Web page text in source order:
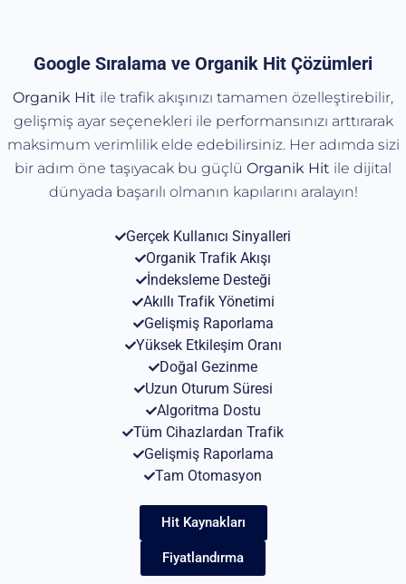
Google Sıralama ve Organik Hit Çözümleri
Organik Hit ile trafik akışınızı tamamen özelleştirebilir,
gelişmiş ayar seçenekleri ile performansınızı arttırarak
maksimum verimlilik elde edebilirsiniz. Her adımda sizi
bir adım öne taşıyacak bu güçlü Organik Hit ile dijital
dünyada başarılı olmanın kapılarını aralayın!
Gerçek Kullanıcı Sinyalleri
Organik Trafik Akışı
İndeksleme Desteği
Akıllı Trafik Yönetimi
Gelişmiş Raporlama
Yüksek Etkileşim Oranı
Doğal Gezinme
Uzun Oturum Süresi
Algoritma Dostu
Tüm Cihazlardan Trafik
Gelişmiş Raporlama
Tam Otomasyon
Hit Kaynakları
Fiyatlandırma